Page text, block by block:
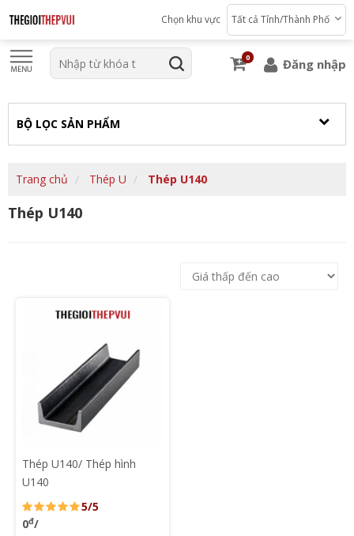
Chọn khu vực Tất cả Tỉnh/Thành Phố
Đăng nhập
0
BỘ LỌC SẢN PHẨM
Trang chủ Thép U Thép U140
Thép U140
Thép U140/ Thép hình
U140
5/5
0đ/